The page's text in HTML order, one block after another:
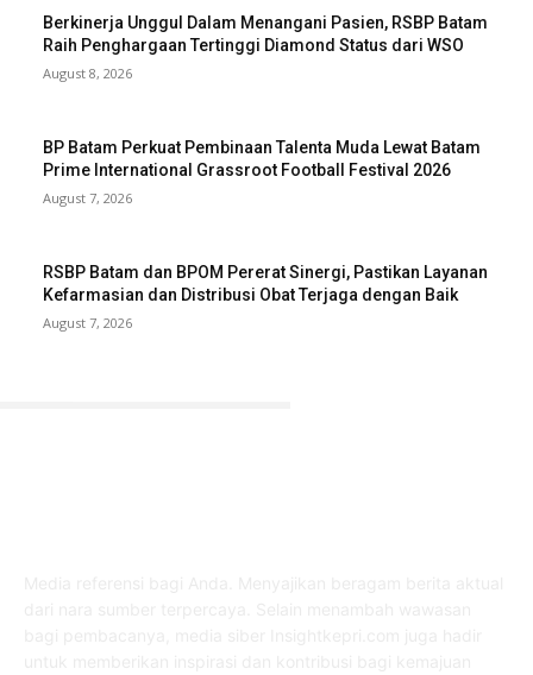
Berkinerja Unggul Dalam Menangani Pasien, RSBP Batam
Raih Penghargaan Tertinggi Diamond Status dari WSO
August 8, 2026
BP Batam Perkuat Pembinaan Talenta Muda Lewat Batam
Prime International Grassroot Football Festival 2026
August 7, 2026
RSBP Batam dan BPOM Pererat Sinergi, Pastikan Layanan
Kefarmasian dan Distribusi Obat Terjaga dengan Baik
August 7, 2026